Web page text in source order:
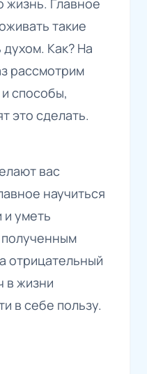
жизнь. Главное
такие
Как? На
рассмотрим
способы,
это сделать.
вас
научиться
и уметь
полученным
отрицательный
в жизни
в себе пользу.